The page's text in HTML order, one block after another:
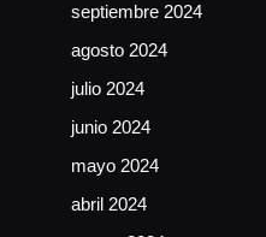
septiembre 2024
agosto 2024
julio 2024
junio 2024
mayo 2024
abril 2024